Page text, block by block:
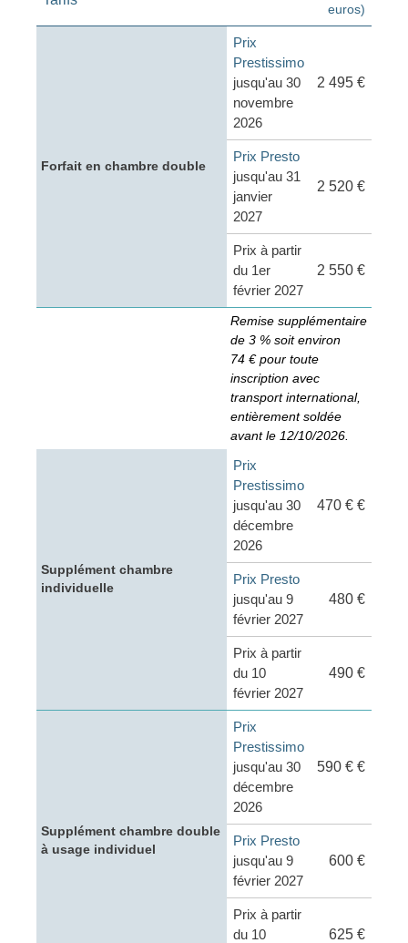
euros)
Forfait en chambre double
Prix
Prestissimo
jusqu'au 30
novembre
2026
2 495 €
Prix Presto
jusqu'au 31
janvier
2027
2 520 €
Prix à partir
du 1er
février 2027
2 550 €
Remise supplémentaire
de 3 % soit environ
74 € pour toute
inscription avec
transport international,
entièrement soldée
avant le 12/10/2026.
Supplément chambre
individuelle
Prix
Prestissimo
jusqu'au 30
décembre
2026
470 € €
Prix Presto
jusqu'au 9
février 2027
480 €
Prix à partir
du 10
février 2027
490 €
Supplément chambre double
à usage individuel
Prix
Prestissimo
jusqu'au 30
décembre
2026
590 € €
Prix Presto
jusqu'au 9
février 2027
600 €
Prix à partir
du 10
625 €